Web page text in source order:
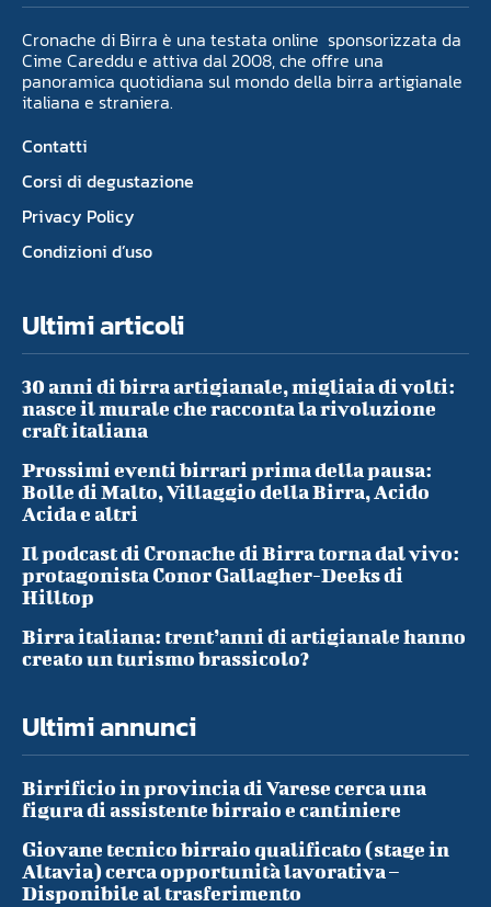
Cronache di Birra è una testata online sponsorizzata da
Cime Careddu e attiva dal 2008, che offre una
panoramica quotidiana sul mondo della birra artigianale
italiana e straniera.
Contatti
Corsi di degustazione
Privacy Policy
Condizioni d’uso
Ultimi articoli
30 anni di birra artigianale, migliaia di volti:
nasce il murale che racconta la rivoluzione
craft italiana
Prossimi eventi birrari prima della pausa:
Bolle di Malto, Villaggio della Birra, Acido
Acida e altri
Il podcast di Cronache di Birra torna dal vivo:
protagonista Conor Gallagher-Deeks di
Hilltop
Birra italiana: trent’anni di artigianale hanno
creato un turismo brassicolo?
Ultimi annunci
Birrificio in provincia di Varese cerca una
figura di assistente birraio e cantiniere
Giovane tecnico birraio qualificato (stage in
Altavia) cerca opportunità lavorativa –
Disponibile al trasferimento